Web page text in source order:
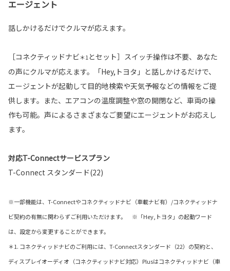
エージェント
話しかけるだけでクルマが応えます。
［コネクティッドナビ＊1 とセット］スイッチ操作は不要、あなた
の声にクルマが応えます。「Hey,トヨタ」と話しかけるだけで、
エージェントが起動して目的地検索や天気予報などの情報をご提
供します。また、エアコンの温度調整や窓の開閉など、車両の操
作も可能。声によるさまざまなご要望にエージェントがお応えし
ます。
対応T-Connectサービスプラン
T-Connect スタンダード(22)
※一部機能は、T-Connectやコネクティッドナビ（車載ナビ有）/コネクティッドナ
ビ契約の有無に関わらずご利用いただけます。 ※「Hey,トヨタ」の起動ワード
は、設定から変更することができます。
＊1. コネクティッドナビのご利用には、T-Connectスタンダード（22）の契約と、
ディスプレイオーディオ（コネクティッドナビ対応）Plusはコネクティッドナビ（車